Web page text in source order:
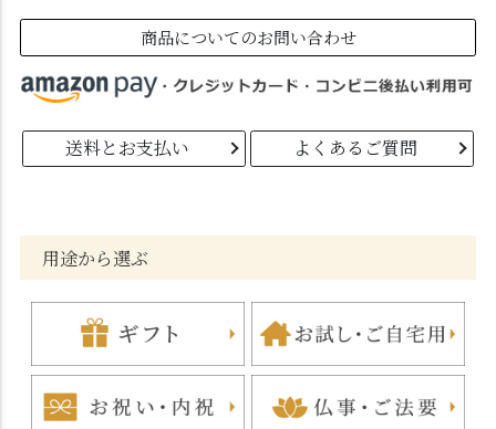
商品についてのお問い合わせ
送料とお支払い よくあるご質問
用途から選ぶ